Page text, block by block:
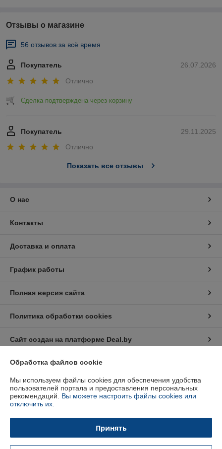
Отзывы о магазине
56 отзывов за всё время
26.07.2026
Покупатель
Отлично
Сделка подтверждена через корзину
29.11.2025
Покупатель
Отлично
Показать все отзывы
О нас
Контакты
Доставка и оплата
График работы
Полная версия сайта
Политика обработки cookies
Сайт создан на платформе Deal.by
Индивидуальный предприниматель:Индивидуальный
предприниматель Кратынский Валерий Викторович
Республика Беларусь, г. Минск, ул. Неманская, д. 38, кв. 25
Регистрационный номер ЕГР: 191879218
Обработка файлов cookie
Мы используем файлы cookies для обеспечения удобства
пользователей портала и предоставления персональных
рекомендаций. Вы можете настроить файлы cookies или
отключить их.
Принять